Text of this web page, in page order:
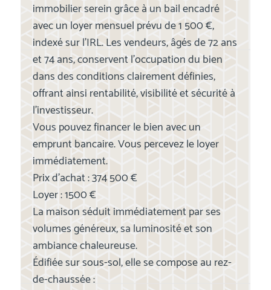
immobilier serein grâce à un bail encadré
avec un loyer mensuel prévu de 1 500 €,
indexé sur l'IRL. Les vendeurs, âgés de 72 ans
et 74 ans, conservent l’occupation du bien
dans des conditions clairement définies,
offrant ainsi rentabilité, visibilité et sécurité à
l’investisseur.
Vous pouvez financer le bien avec un
emprunt bancaire. Vous percevez le loyer
immédiatement.
Prix d'achat : 374 500 €
Loyer : 1500 €
La maison séduit immédiatement par ses
volumes généreux, sa luminosité et son
ambiance chaleureuse.
Édifiée sur sous-sol, elle se compose au rez-
de-chaussée :